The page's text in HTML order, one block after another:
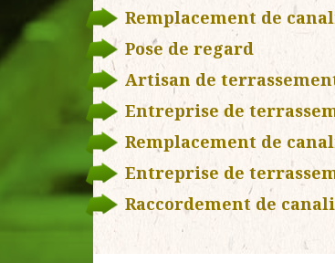
Remplacement de
Pose de regard
Artisan de
Entreprise de
Remplacement de
Entreprise de
Raccordement de